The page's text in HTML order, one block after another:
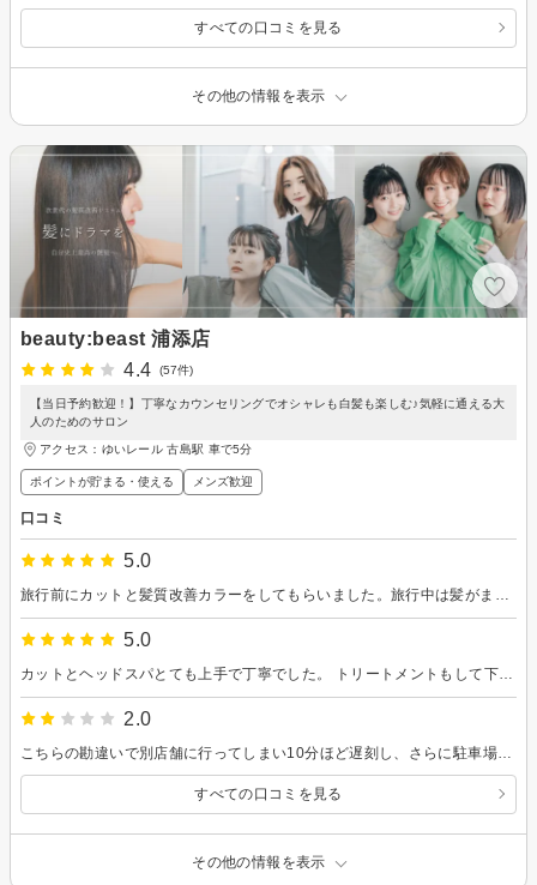
すべての口コミを見る
その他の情報を表示
beauty:beast 浦添店
4.4
(57件)
【当日予約歓迎！】丁寧なカウンセリングでオシャレも白髪も楽しむ♪気軽に通える大
人のためのサロン
アクセス：ゆいレール 古島駅 車で5分
ポイントが貯まる・使える メンズ歓迎
口コミ
5.0
5.0
カットとヘッドスパとても上手で丁寧でした。 トリートメントもして下さり、髪がとてもサラサラになってて、びっくりしました。 途中で寝てしまってすみません。 また行きます、ありがとうございました。
2.0
こちらの勘違いで別店舗に行ってしまい10分ほど遅刻し、さらに駐車場が軽専用だったため停め直しに時間がかかり、開始が遅くなってしまいました。 しかし、その後の対応に残念な点が多くありました。カラーは色見本がないまま進み、前に暗めのアッシュ系にしていたと伝えたにもかかわらず、ただの真っ黒な仕上がりになってしまいました。 そしてシャンプー中に説明なしに突然担当者が変わり、ドライヤー後は20分ほど放置されました。次の予約の方がいたからかもしれませんが、あとどのくらい待つかの説明や雑誌等の配慮もなく、ただ20分ぼーっと窓の外を眺めていました。 また、楽天ビューティー予約特典の炭酸・コラーゲンも忘れられて受けられませんでした。 自分が遅刻した手前、その場では言えませんでしたが、カウンセリングや声かけをもう少し丁寧にしていただきたかったです。 帰って鏡で真っ黒になった髪を見るたびに、もやもやした気持ちになります。
すべての口コミを見る
その他の情報を表示